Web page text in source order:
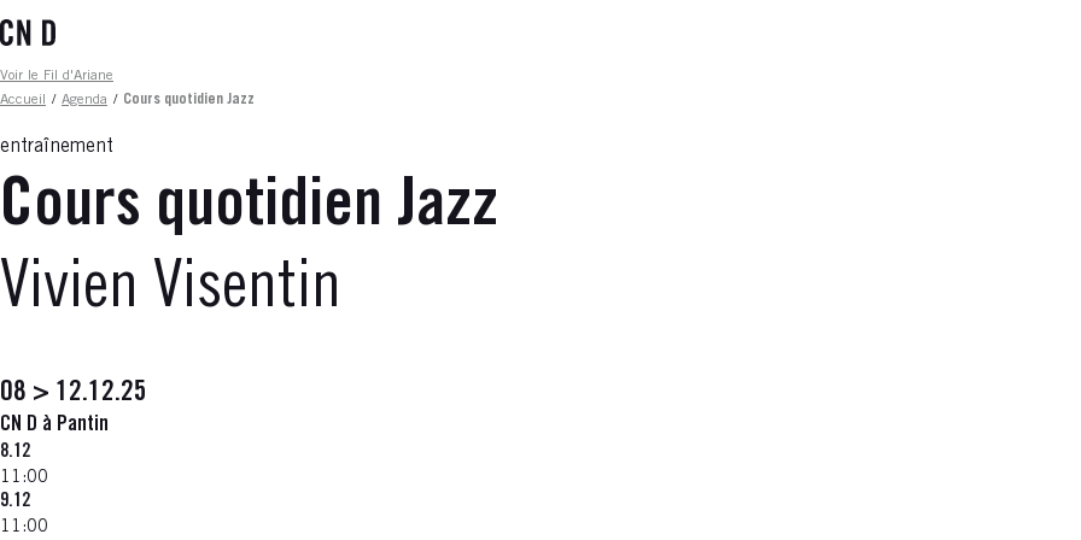
au
principal
Fil d'ariane
Voir le Fil d'Ariane
Accueil
/ Agenda / Cours quotidien Jazz
entraînement
Cours quotidien Jazz
Vivien Visentin
08 > 12.12.25
CN D à Pantin
8.12
11:00
9.12
11:00